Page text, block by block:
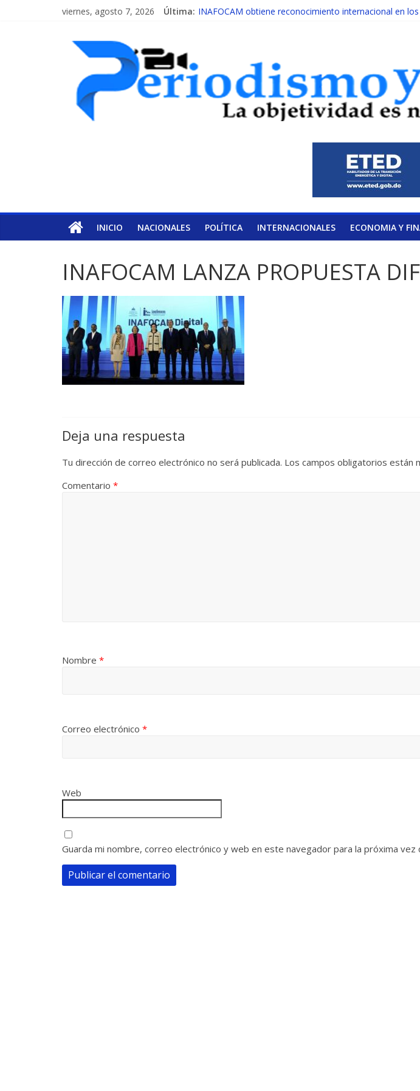
viernes, agosto 7, 2026 Última: INAFOCAM obtiene reconocimiento internacional en
MESCyT presenta calendario de Consulta Nacional por la
INICIO NACIONALES POLÍTICA INTERNACIONALES ECONOMIA Y
INAFOCAM LANZA PROPUESTA
Deja una respuesta
Tu dirección de correo electrónico no será publicada. Los campos obligatorios están
Comentario *
Nombre *
Correo electrónico *
Web
Guarda mi nombre, correo electrónico y web en este navegador para la próxima vez